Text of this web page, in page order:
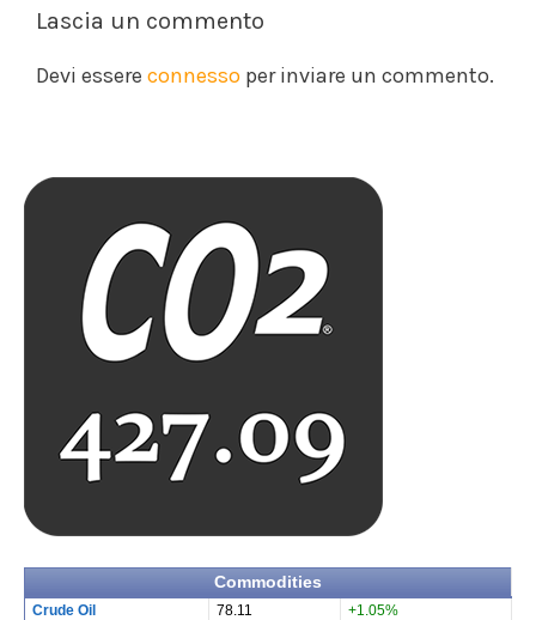
Lascia un commento
Devi essere connesso per inviare un commento.
Commodities
Crude Oil 78.11
+1.05%